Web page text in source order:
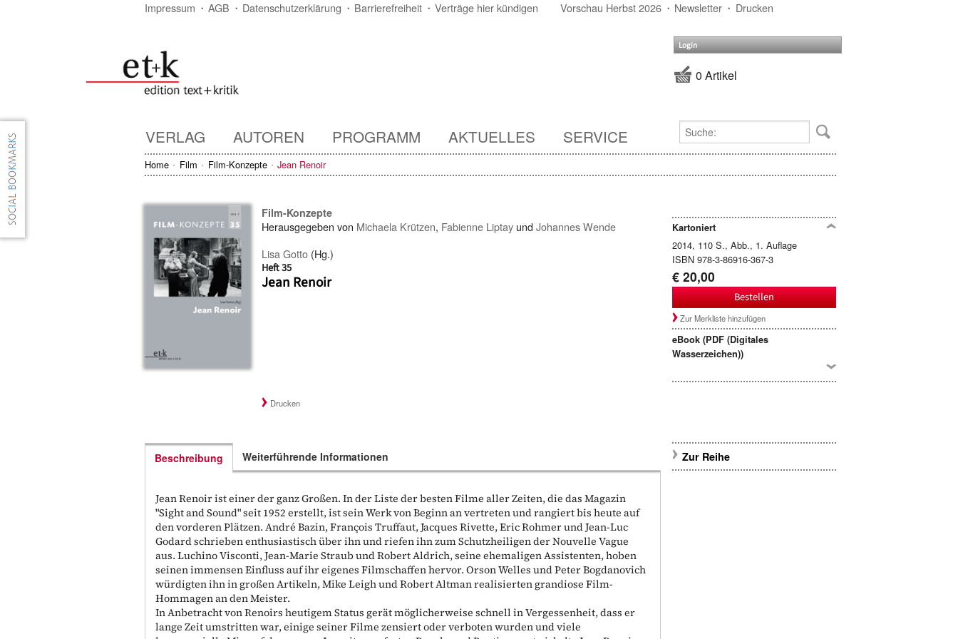
Impressum AGB Datenschutzerklärung Barrierefreiheit Verträge hier kündigen Vorschau Herbst 2026 Newsletter Drucken
Login
0 Artikel
VERLAG AUTOREN PROGRAMM AKTUELLES SERVICE
Home Film Film-Konzepte Jean Renoir
Film-Konzepte
Herausgegeben von Michaela Krützen, Fabienne Liptay undJohannes Wende
Lisa Gotto (Hg.)
Heft 35
Jean Renoir
Kartoniert
2014, 110 S., Abb., 1. Auflage
ISBN 978-3-86916-367-3
€ 20,00
Bestellen
Zur Merkliste hinzufügen
eBook (PDF (Digitales
Wasserzeichen))
Drucken
Beschreibung
Jean Renoir ist einer der ganz Großen. In der Liste der besten Filme aller Zeiten, die das Magazin
"Sight and Sound" seit 1952 erstellt, ist sein Werk von Beginn an vertreten und rangiert bis heute auf
den vorderen Plätzen. André Bazin, François Truffaut, Jacques Rivette, Eric Rohmer und Jean-Luc
Godard schrieben enthusiastisch über ihn und riefen ihn zum Schutzheiligen der Nouvelle Vague
aus. Luchino Visconti, Jean-Marie Straub und Robert Aldrich, seine ehemaligen Assistenten, hoben
seinen immensen Einfluss auf ihr eigenes Filmschaffen hervor. Orson Welles und Peter Bogdanovich
würdigten ihn in großen Artikeln, Mike Leigh und Robert Altman realisierten grandiose Film-
Hommagen an den Meister.
In Anbetracht von Renoirs heutigem Status gerät möglicherweise schnell in Vergessenheit, dass er
lange Zeit umstritten war, einige seiner Filme zensiert oder verboten wurden und viele
Weiterführende Informationen Zur Reihe